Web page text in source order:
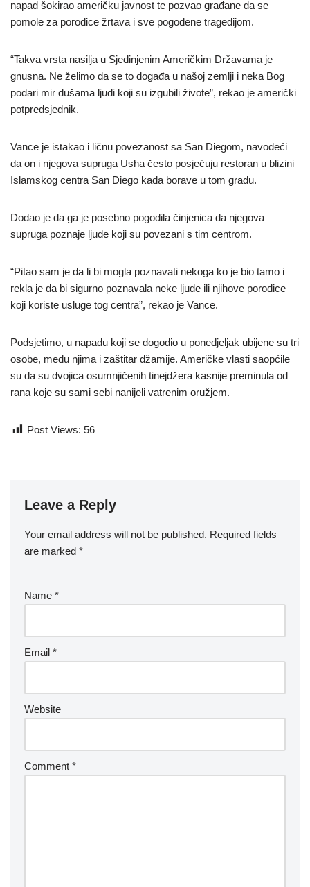
napad šokirao američku javnost te pozvao građane da se
pomole za porodice žrtava i sve pogođene tragedijom.
“Takva vrsta nasilja u Sjedinjenim Američkim Državama je
gnusna. Ne želimo da se to događa u našoj zemlji i neka Bog
podari mir dušama ljudi koji su izgubili živote”, rekao je američki
potpredsjednik.
Vance je istakao i ličnu povezanost sa San Diegom, navodeći
da on i njegova supruga Usha često posjećuju restoran u blizini
Islamskog centra San Diego kada borave u tom gradu.
Dodao je da ga je posebno pogodila činjenica da njegova
supruga poznaje ljude koji su povezani s tim centrom.
“Pitao sam je da li bi mogla poznavati nekoga ko je bio tamo i
rekla je da bi sigurno poznavala neke ljude ili njihove porodice
koji koriste usluge tog centra”, rekao je Vance.
Podsjetimo, u napadu koji se dogodio u ponedjeljak ubijene su tri
osobe, među njima i zaštitar džamije. Američke vlasti saopćile
su da su dvojica osumnjičenih tinejdžera kasnije preminula od
rana koje su sami sebi nanijeli vatrenim oružjem.
Post Views: 56
Leave a Reply
Your email address will not be published. Required fields
are marked *
Name *
Email *
Website
Comment *